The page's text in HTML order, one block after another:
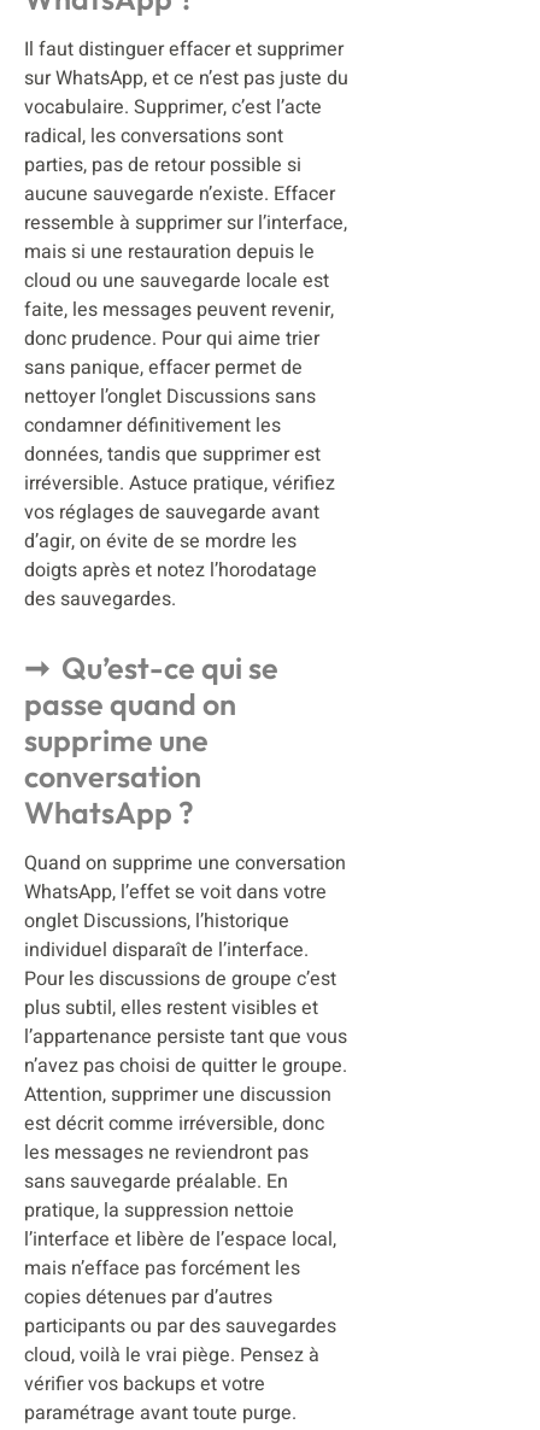
Il faut distinguer effacer et supprimer
sur WhatsApp, et ce n’est pas juste du
vocabulaire. Supprimer, c’est l’acte
radical, les conversations sont
parties, pas de retour possible si
aucune sauvegarde n’existe. Effacer
ressemble à supprimer sur l’interface,
mais si une restauration depuis le
cloud ou une sauvegarde locale est
faite, les messages peuvent revenir,
donc prudence. Pour qui aime trier
sans panique, effacer permet de
nettoyer l’onglet Discussions sans
condamner définitivement les
données, tandis que supprimer est
irréversible. Astuce pratique, vérifiez
vos réglages de sauvegarde avant
d’agir, on évite de se mordre les
doigts après et notez l’horodatage
des sauvegardes.
Qu’est-ce qui se
passe quand on
supprime une
conversation
WhatsApp ?
Quand on supprime une conversation
WhatsApp, l’effet se voit dans votre
onglet Discussions, l’historique
individuel disparaît de l’interface.
Pour les discussions de groupe c’est
plus subtil, elles restent visibles et
l’appartenance persiste tant que vous
n’avez pas choisi de quitter le groupe.
Attention, supprimer une discussion
est décrit comme irréversible, donc
les messages ne reviendront pas
sans sauvegarde préalable. En
pratique, la suppression nettoie
l’interface et libère de l’espace local,
mais n’efface pas forcément les
copies détenues par d’autres
participants ou par des sauvegardes
cloud, voilà le vrai piège. Pensez à
vérifier vos backups et votre
paramétrage avant toute purge.